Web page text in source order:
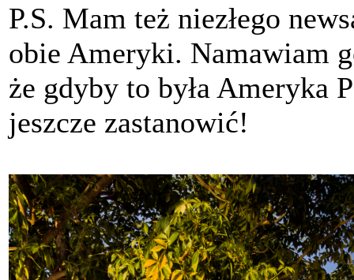
P.S. Mam też niezłego
obie Ameryki. Namawiam
że gdyby to była Ameryka
jeszcze zastanowić!